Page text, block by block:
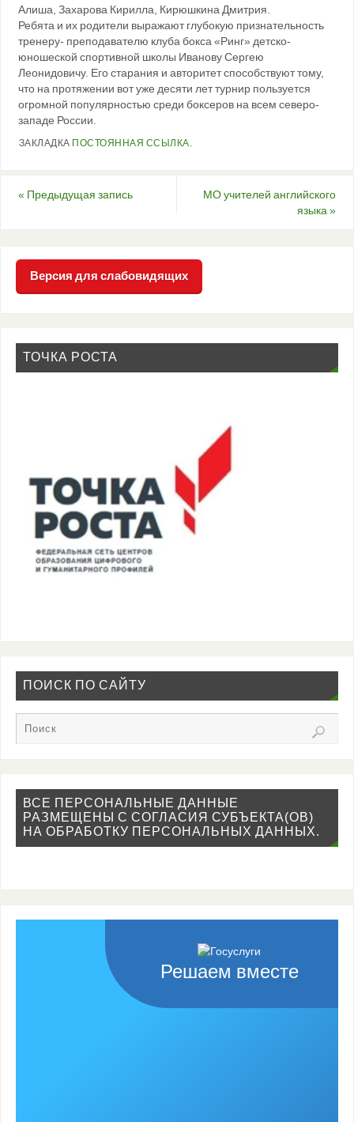
Алиша, Захарова Кирилла, Кирюшкина Дмитрия.
Ребята и их родители выражают глубокую признательность
тренеру- преподавателю клуба бокса «Ринг» детско-
юношеской спортивной школы Иванову Сергею
Леонидовичу. Его старания и авторитет способствуют тому,
что на протяжении вот уже десяти лет турнир пользуется
огромной популярностью среди боксеров на всем северо-
западе России.
ЗАКЛАДКА ПОСТОЯННАЯ ССЫЛКА.
« Предыдущая запись
МО учителей английского
языка»
Версия для слабовидящих
ТОЧКА РОСТА
ПОИСК ПО САЙТУ
ВСЕ ПЕРСОНАЛЬНЫЕ ДАННЫЕ
РАЗМЕЩЕНЫ С СОГЛАСИЯ СУБЪЕКТА(ОВ)
НА ОБРАБОТКУ ПЕРСОНАЛЬНЫХ ДАННЫХ.
Решаем вместе